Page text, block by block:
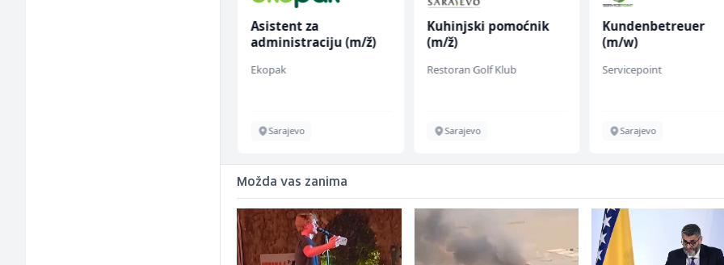
Asistent za
administraciju (m/ž)
Ekopak
Sarajevo
Kuhinjski pomoćnik
(m/ž)
Restoran Golf Klub
Sarajevo
Kundenbetreuer
(m/w)
Servicepoint
Sarajevo
Možda vas zanima